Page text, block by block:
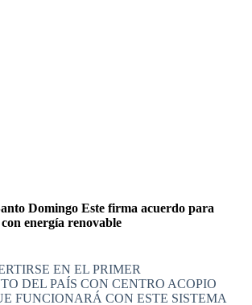
Domingo Este firma acuerdo para
energía renovable
EN EL PRIMER
DEL PAÍS CON CENTRO ACOPIO
FUNCIONARÁ CON ESTE SISTEMA